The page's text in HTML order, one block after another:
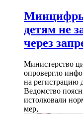
Минцифры
детям не
через
Министерство
опровергло
на регистрацию
Ведомство
истолковали
мер,